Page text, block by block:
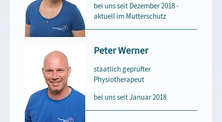
bei uns seit Dezember 2018 -
aktuell im Mutterschutz
Peter Werner
staatlich geprüfter
Physiotherapeut
bei uns seit Januar 2018